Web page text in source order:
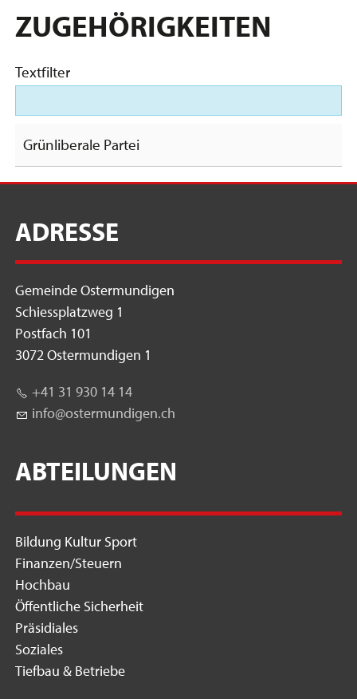
ZUGEHÖRIGKEITEN
Textfilter
Grünliberale Partei
ADRESSE
Gemeinde Ostermundigen
Schiessplatzweg 1
Postfach 101
3072 Ostermundigen 1
+41 31 930 14 14
nf
st rm nd g n ch
ABTEILUNGEN
Bildung Kultur Sport
Finanzen/Steuern
Hochbau
Öffentliche Sicherheit
Präsidiales
Soziales
Tiefbau & Betriebe